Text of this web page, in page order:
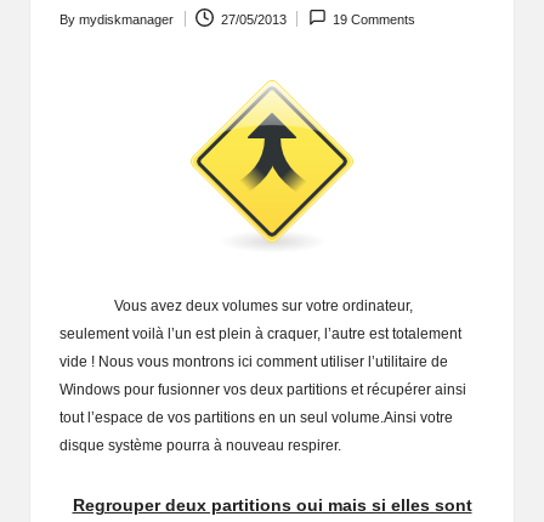
Posted
By mydiskmanager 27/05/2013 19 Comments
Vous avez deux volumes sur votre ordinateur,
seulement voilà l’un est plein à craquer, l’autre est totalement
vide ! Nous vous montrons ici comment utiliser l’utilitaire de
Windows pour fusionner vos deux partitions et récupérer ainsi
tout l’espace de vos partitions en un seul volume.Ainsi votre
disque système pourra à nouveau respirer.
Regrouper deux partitions oui mais si elles sont